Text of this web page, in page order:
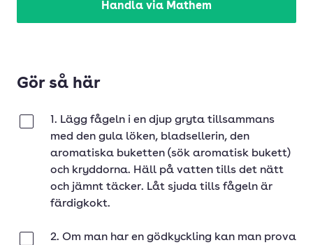
Handla via Mathem
Gör så här
1. Lägg fågeln i en djup gryta tillsammans
med den gula löken, bladsellerin, den
aromatiska buketten (sök aromatisk bukett)
och kryddorna. Häll på vatten tills det nätt
och jämnt täcker. Låt sjuda tills fågeln är
färdigkokt.
2. Om man har en gödkyckling kan man prova